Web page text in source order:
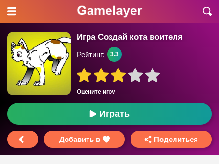
Игра Создай кота воителя
Оцените игру
Рейтинг: 3.3
Играть
Добавить в Поделиться